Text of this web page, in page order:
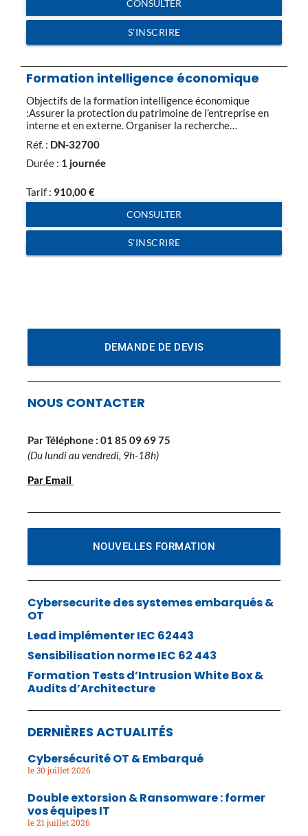
CONSULTER
S'INSCRIRE
Formation intelligence économique
Objectifs de la formation intelligence économique
:Assurer la protection du patrimoine de l’entreprise en
interne et en externe. Organiser la recherche
risques et gérer les situations de crise. Programme de la
formation intelligence économique :Identifier les notions
Définitions, marché, droit Distinguer IE et […]
Réf. : DN-32700
Durée : 1 journée
Tarif : 910,00€
CONSULTER
S'INSCRIRE
DEMANDE DE DEVIS
NOUS CONTACTER
Par Téléphone : 01 85 09 69 75
(Du lundi au vendredi, 9h-18h)
Par Email
NOUVELLES FORMATION
Cybersecurite des systemes embarqués &
OT
Lead implémenter IEC 62443
Sensibilisation norme IEC 62 443
Formation Tests d’Intrusion White Box &
Audits d’Architecture
DERNIÈRES ACTUALITÉS
Cybersécurité OT & Embarqué
30 juillet 2026
Double extorsion & Ransomware : former
vos équipes IT
21 juillet 2026